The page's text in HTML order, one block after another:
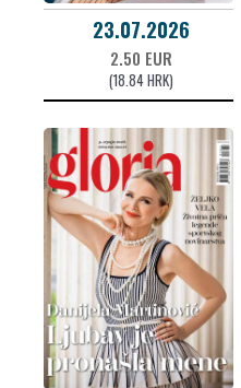
23.07.2026
2.50 EUR
(18.84 HRK)